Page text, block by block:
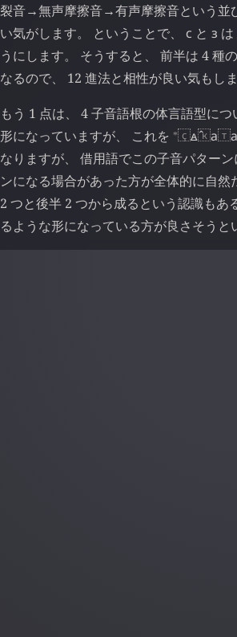
裂音→無声摩擦音→有声摩擦音という並
い気がします。 ということで、 с と з は
うにします。 そうすると、 前半は 4 種
なるので、 12 進法と相性が良い気もしま
もう 1 点は、 4 子音語根の体言語型に
形になっていますが、 これを ⁎ ҫ ꙙˆк а т а
なりますが、 借用語でこの子音パター
ンになる場合があった方が全体的に自
2 つと後半 2 つから成るという認識も
るような形になっている方が良さそうと